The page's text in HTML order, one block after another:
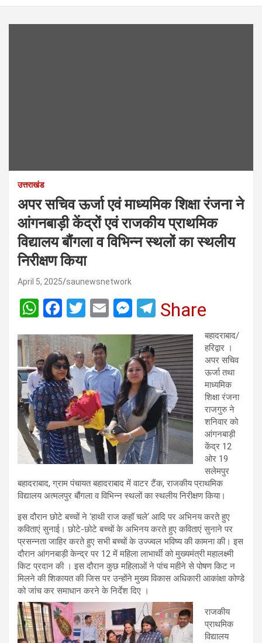
उत्तराखंड
अपर सचिव ऊर्जा एवं माध्यमिक शिक्षा रंजना ने
आंगनबाड़ी केंद्रों एवं राजकीय प्राथमिक
विद्यालय बौंगला व विभिन्न स्थलों का स्थलीय
निरीक्षण किया
April 5, 2025 saunewsnetwork
W
at
s
A
p
p
F
ce
b
o
o
k
T
tt
er
E
M
se
n
g
er
T
e
gr
a
m
Share
बहादराबाद/
हरिद्वार ।
अपर सचिव
ऊर्जा तथा
माध्यमिक
शिक्षा रंजना
राजगुरु ने
शनिवार को
आंगनबाड़ी
केंद्र 12
ओर 19
सलेमपुर
बहादराबाद, ग्राम पंचायत बहादराबाद में वाटर टैंक, राजकीय प्राथमिक
विद्यालय अत्मलपुर बौंगला व विभिन्न स्थलों का स्थलीय निरीक्षण किया।
इस दौरान छोटे बच्चों ने ‘हाथी राज कहॉ चले‘ आदि पर अभिनय करते हुए
कविताएं सुनाई। छोटे-छोटे बच्चों के अभिनय करते हुए कविताएं सुनाने पर
प्रसन्नता जाहिर करते हुए सभी बच्चों के उज्ज्वल भविष्य की कामना की। इस
दौरान आंगनबाड़ी केन्द्र पर 12 में महिला लाभार्थी को मुख्यमंत्री महालक्ष्मी
किट प्रदान की । इस दौरान कुछ महिलाओं ने पांच महीने से पोषण किट न
मिलने की शिकायत की जिस पर उन्होंने मुख्य विकास अधिकारी आकांक्षा कोण्डे
को जांच कर समाधान करने के निर्देश दिए ।
राजकीय
प्राथमिक
विद्यालय